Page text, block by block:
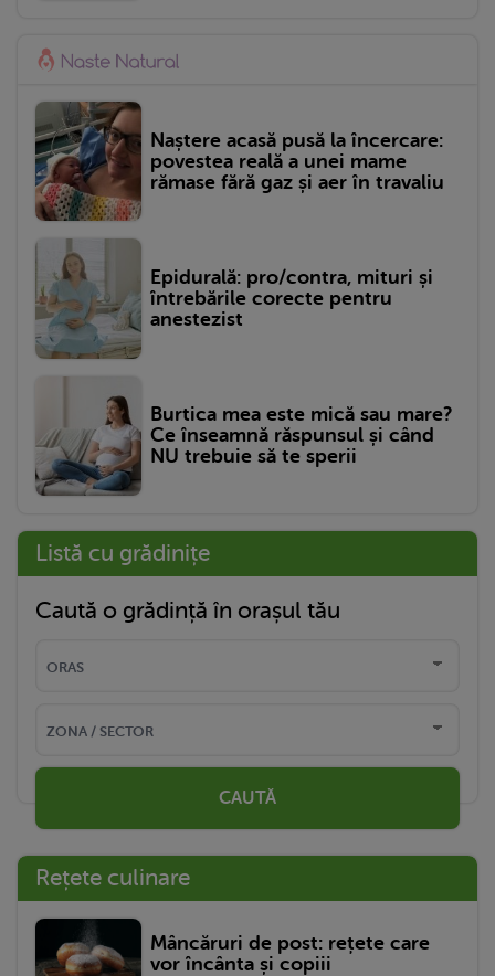
Naștere acasă pusă la încercare:
povestea reală a unei mame
rămase fără gaz și aer în travaliu
Epidurală: pro/contra, mituri și
întrebările corecte pentru
anestezist
Burtica mea este mică sau mare?
Ce înseamnă răspunsul și când
NU trebuie să te sperii
Listă cu grădinițe
Caută o grădință în orașul tău
CAUTĂ
Rețete culinare
Mâncăruri de post: rețete care
vor încânta și copiii